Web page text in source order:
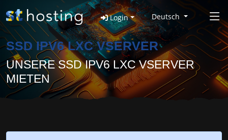
Login Deutsch
SSD IPV6 LXC VSERVER
UNSERE SSD IPV6 LXC VSERVER
MIETEN